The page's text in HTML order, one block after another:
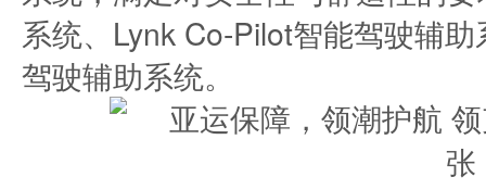
系统、Lynk Co-Pilot智能驾驶辅
驾驶辅助系统。